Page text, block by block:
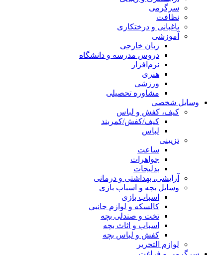
سرگرمی
نظافت
باغبانی و درختکاری
آموزشی
زبان خارجی
دروس مدرسه و دانشگاه
نرم‌افزار
هنری
ورزشی
مشاوره تحصیلی
وسایل شخصی
کیف، کفش و لباس
کیف/کفش/کمربند
لباس
تزیینی
ساعت
جواهرات
بدلیجات
آرایشی، بهداشتی و درمانی
وسایل بچه و اسباب بازی
اسباب بازی
کالسکه و لوازم جانبی
تخت و صندلی بچه
اسباب و اثاث بچه
کفش و لباس بچه
لوازم التحریر